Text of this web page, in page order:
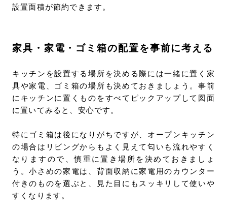
設置面積が節約できます。
家具・家電・ゴミ箱の配置を事前に考える
キッチンを設置する場所を決める際には一緒に置く家
具や家電、ゴミ箱の場所も決めておきましょう。事前
にキッチンに置くものをすべてピックアップして図面
に置いてみると、安心です。
特にゴミ箱は後になりがちですが、オープンキッチン
の場合はリビングからもよく見えて匂いも流れやすく
なりますので、慎重に置き場所を決めておきましょ
う。小さめの家電は、背面収納に家電用のカウンター
付きのものを選ぶと、見た目にもスッキリして使いや
すくなります。